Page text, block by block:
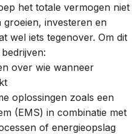
het totale vermogen niet
investeren en
wel iets tegenover. Om dit
over wie wanneer
oplossingen zoals een
(EMS) in combinatie met
of energieopslag